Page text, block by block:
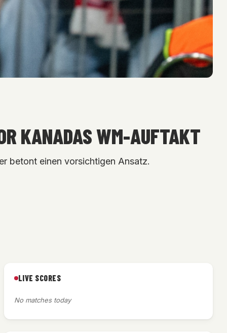
KANADAS WM-AUFTAKT
betont einen vorsichtigen Ansatz.
LIVE SCORES
No matches today